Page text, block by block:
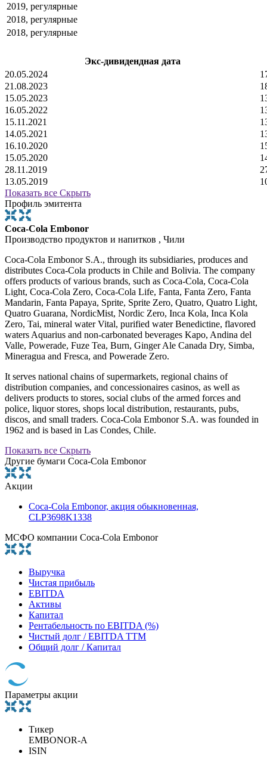
2019, регулярные
2018, регулярные
2018, регулярные
Экс-дивидендная дата
20.05.2024
21.08.2023
15.05.2023
16.05.2022
15.11.2021
14.05.2021
16.10.2020
15.05.2020
28.11.2019
13.05.2019
Показать все Скрыть
Профиль эмитента
Coca-Cola Embonor
Производство продуктов и напитков , Чили
Coca-Cola Embonor S.A., through its subsidiaries, produces and
distributes Coca-Cola products in Chile and Bolivia. The company
offers products of various brands, such as Coca-Cola, Coca-Cola
Light, Coca-Cola Zero, Coca-Cola Life, Fanta, Fanta Zero, Fanta
Mandarin, Fanta Papaya, Sprite, Sprite Zero, Quatro, Quatro Light,
Quatro Guarana, NordicMist, Nordic Zero, Inca Kola, Inca Kola
Zero, Tai, mineral water Vital, purified water Benedictine, flavored
waters Aquarius and non-carbonated beverages Kapo, Andina del
Valle, Powerade, Fuze Tea, Burn, Ginger Ale Canada Dry, Simba,
Mineragua and Fresca, and Powerade Zero.
It serves national chains of supermarkets, regional chains of
distribution companies, and concessionaires casinos, as well as
delivers products to stores, social clubs of the armed forces and
police, liquor stores, shops local distribution, restaurants, pubs,
discos, and small traders. Coca-Cola Embonor S.A. was founded in
1962 and is based in Las Condes, Chile.
Показать все Скрыть
Другие бумаги Coca-Cola Embonor
Акции
Coca-Cola Embonor, акция обыкновенная,
CLP3698K1338
МСФО компании Coca-Cola Embonor
Выручка
Чистая прибыль
EBITDA
Активы
Капитал
Рентабельность по EBITDA (%)
Чистый долг / EBITDA TTM
Общий долг / Капитал
Параметры акции
Тикер
EMBONOR-A
ISIN